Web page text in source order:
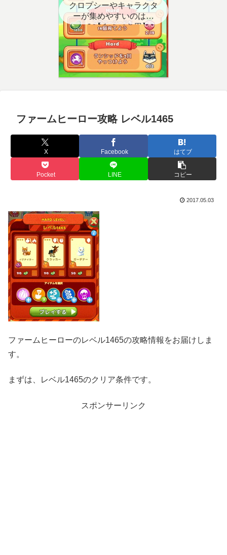
クロプシーやキャラクタ
ーが集めやすいのはど
こ？【クエスト用】
ファームヒーロー攻略 レベル1465
X Facebook はてブ
Pocket LINE コピー
2017.05.03
ファームヒーローのレベル1465の攻略情報をお届けしま
す。
まずは、レベル1465のクリア条件です。
スポンサーリンク